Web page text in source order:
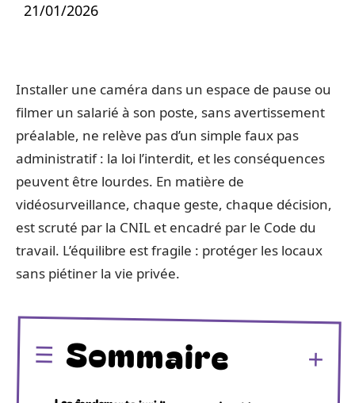
21/01/2026
Installer une caméra dans un espace de pause ou
filmer un salarié à son poste, sans avertissement
préalable, ne relève pas d’un simple faux pas
administratif : la loi l’interdit, et les conséquences
peuvent être lourdes. En matière de
vidéosurveillance, chaque geste, chaque décision,
est scruté par la CNIL et encadré par le Code du
travail. L’équilibre est fragile : protéger les locaux
sans piétiner la vie privée.
Sommaire